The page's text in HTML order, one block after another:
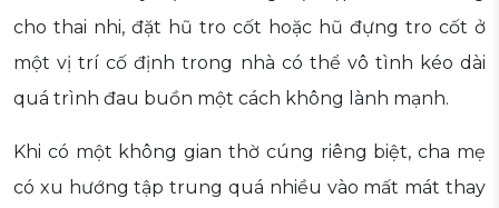
cho thai nhi, đặt hũ tro cốt hoặc hũ đựng tro cốt ở
một vị trí cố định trong nhà có thể vô tình kéo dài
quá trình đau buồn một cách không lành mạnh.
Khi có một không gian thờ cúng riêng biệt, cha mẹ
có xu hướng tập trung quá nhiều vào mất mát thay